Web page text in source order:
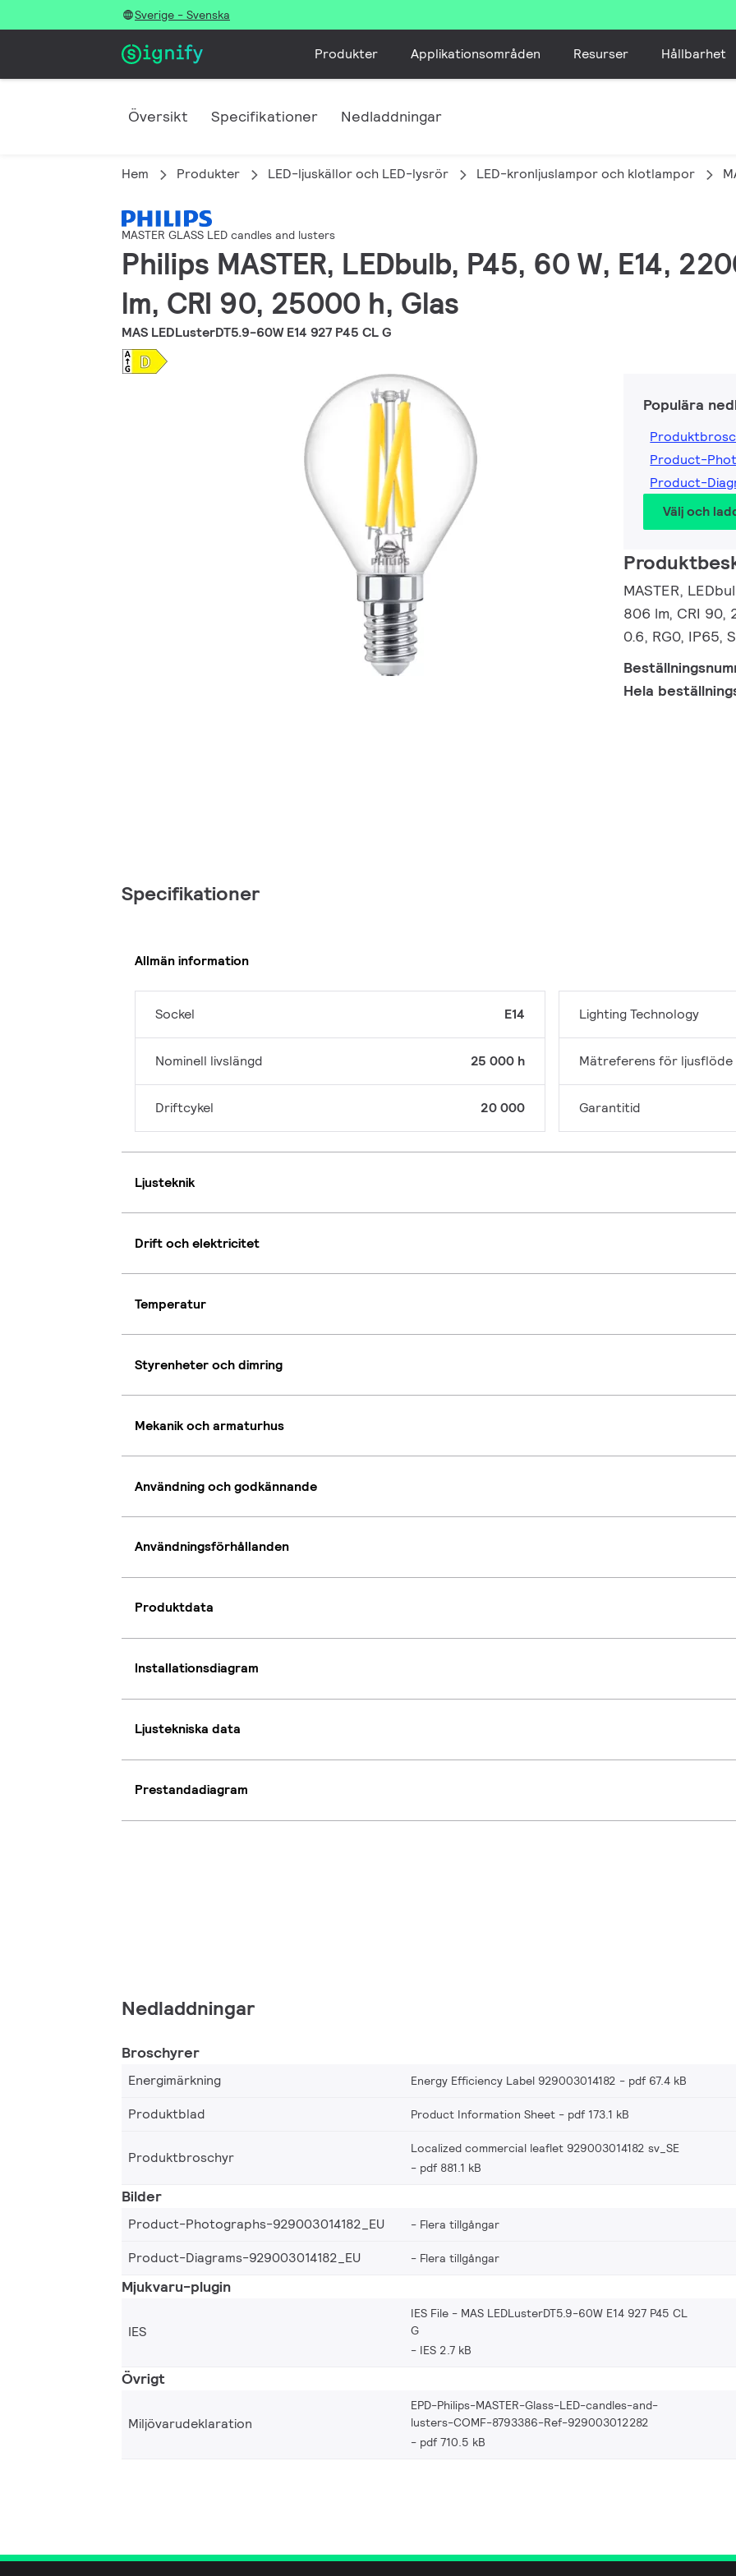
Sverige - Svenska
Produkter Applikationsområden Resurser Hållbarhet
Översikt Specifikationer Nedladdningar
Hem Produkter LED-ljuskällor och LED-lysrör LED-kronljuslampor och klotlampor
MASTER GLASS LED candles and lusters
Philips MASTER, LEDbulb, P45, 60 W, E14,
lm, CRI 90, 25000 h, Glas
MAS LEDLusterDT5.9-60W E14 927 P45 CL G
Populära
Product-
Product-
Välj och
MASTER,
806 lm, CRI 90,
0.6, RG0, IP65,
Hela
Specifikationer
Allmän information
Sockel E14
Nominell livslängd 25 000 h
Driftcykel 20 000
Lighting Technology
Mätreferens för ljusflöde
Garantitid
Ljusteknik
Drift och elektricitet
Temperatur
Styrenheter och dimring
Mekanik och armaturhus
Användning och godkännande
Användningsförhållanden
Produktdata
Installationsdiagram
Ljustekniska data
Prestandadiagram
Nedladdningar
Broschyrer
Energimärkning Energy Efficiency Label 929003014182 pdf 67.4 kB
Produktblad Product Information Sheet pdf 173.1 kB
Produktbroschyr
Localized commercial leaflet 929003014182 sv_SE
pdf 881.1 kB
Bilder
Product-Photographs-929003014182_EU Flera tillgångar
Product-Diagrams-929003014182_EU Flera tillgångar
Mjukvaru-plugin
IES
IES File - MAS LEDLusterDT5.9-60W E14 927 P45 CL
G
IES 2.7 kB
Övrigt
Miljövarudeklaration
EPD-Philips-MASTER-Glass-LED-candles-and-
lusters-COMF-8793386-Ref-929003012282
pdf 710.5 kB